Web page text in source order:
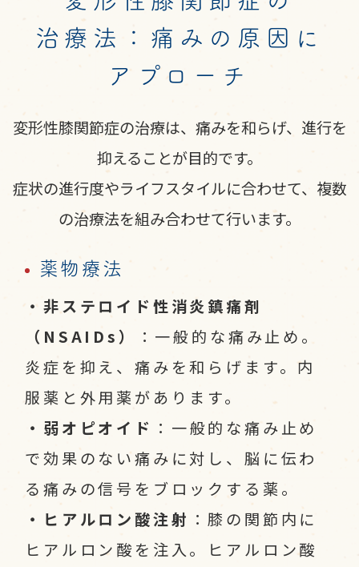
治療法： 痛みの原因に
アプローチ
変形性膝関節症の治療は、痛みを和らげ、進行を
抑えることが目的です。
症状の進行度やライフスタイルに合わせて、複数
の治療法を組み合わせて行います。
薬物療法
・非ステロイド性消炎鎮痛剤
（NSAIDs）
：一般的な痛み止め。
炎症を抑え、痛みを和らげます。内
服薬と外用薬があります。
・弱オピオイド ：一般的な痛み止め
で効果のない痛みに対し、脳に伝わ
る痛みの信号をブロックする薬。
・ヒアルロン酸注射 ：膝の関節内に
ヒアルロン酸を注入。ヒアルロン酸